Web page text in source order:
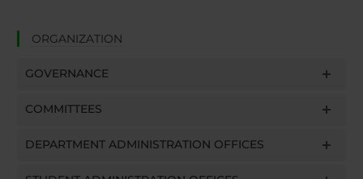
ORGANIZATION
GOVERNANCE
COMMITTEES
DEPARTMENT ADMINISTRATION OFFICES